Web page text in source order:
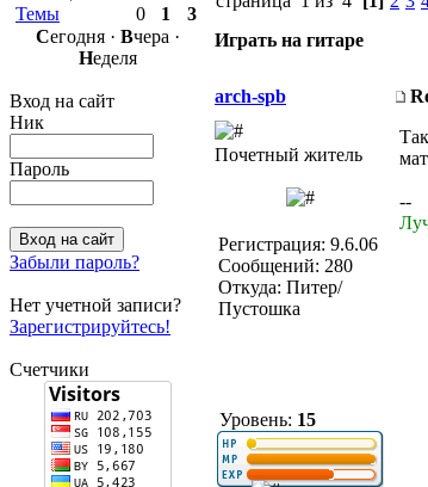
Темы
0 1
3
Сегодня · Вчера ·
Неделя
Вход на сайт
Ник
Пароль
Забыли пароль?
Нет учетной записи?
Зарегистрируйтесь!
Счетчики
Играть на гитаре
arch-spb
Почетный житель
Регистрация: 9.6.06
Сообщений: 280
Откуда: Питер/
Пустошка
Уровень: 15
--